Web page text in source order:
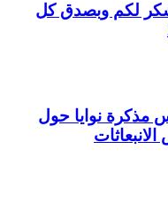
لكم وبصدق كل
مذكرة نوايا حول